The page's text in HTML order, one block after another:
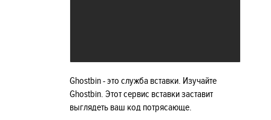
Ghostbin - это служба вставки. Изучайте
Ghostbin. Этот сервис вставки заставит
выглядеть ваш код потрясающе.